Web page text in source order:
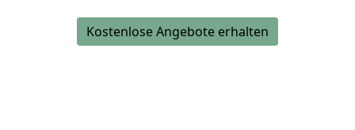
Kostenlose Angebote erhalten